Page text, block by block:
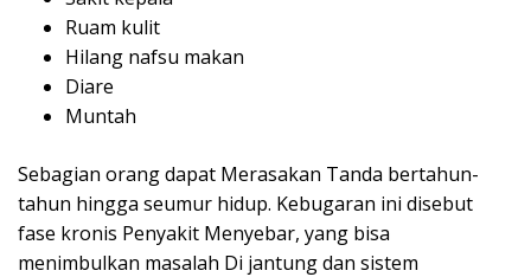
Ruam kulit
Hilang nafsu makan
Diare
Muntah
Sebagian orang dapat Merasakan Tanda bertahun-
tahun hingga seumur hidup. Kebugaran ini disebut
fase kronis Penyakit Menyebar, yang bisa
menimbulkan masalah Di jantung dan sistem